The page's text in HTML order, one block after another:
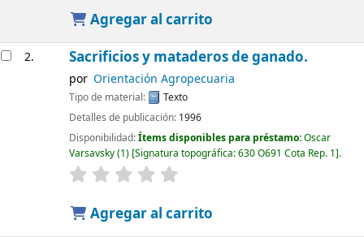
Agregar al carrito
2. Sacrificios y mataderos de ganado.
por Orientación Agropecuaria
Tipo de material:
Texto
Detalles de publicación: 1996
Disponibilidad:Ítems disponibles para préstamo:Oscar
Varsavsky(1) Signatura topográfica:630 O691 Cota Rep. 1 .
Agregar al carrito